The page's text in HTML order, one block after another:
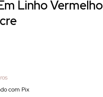
Linho Vermelho
com Pix